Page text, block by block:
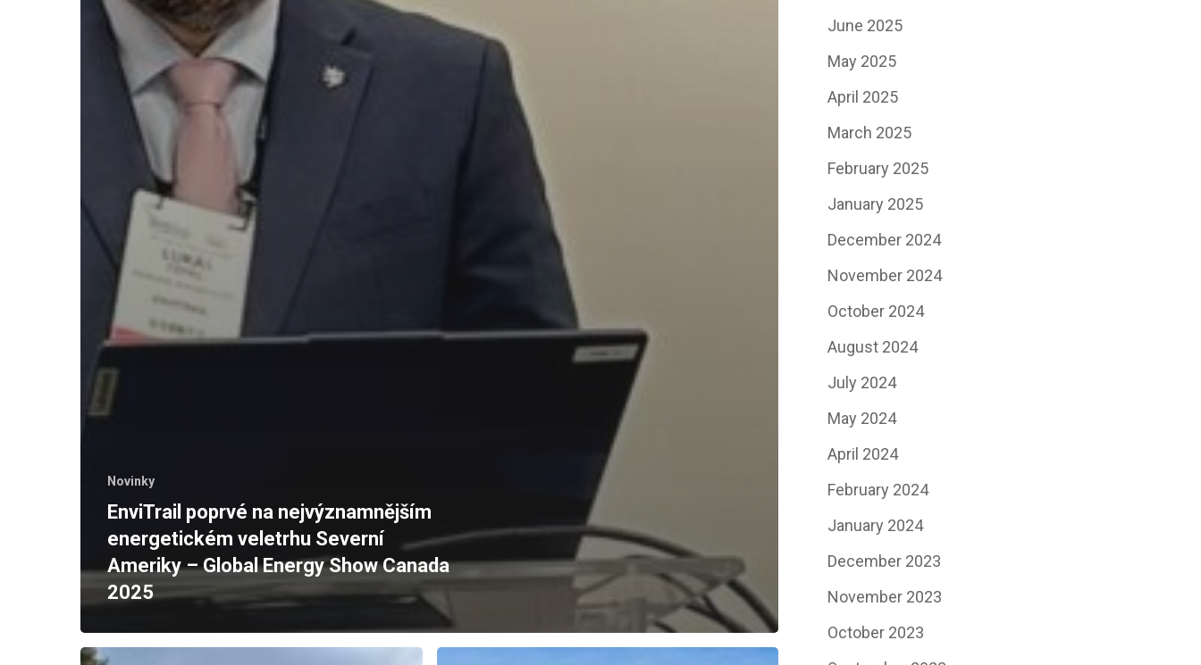
Novinky
EnviTrail poprvé na nejvýznamnějším
energetickém veletrhu Severní
Ameriky – Global Energy Show Canada
2025
Registrace
June 2025
May 2025
April 2025
March 2025
February 2025
January 2025
December 2024
November 2024
October 2024
August 2024
July 2024
May 2024
April 2024
February 2024
January 2024
December 2023
November 2023
October 2023